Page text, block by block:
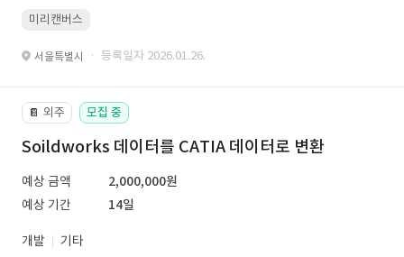
미리캔버스
서울특별시 · 등록일자 2026.01.26.
📔 외주 모집 중
Soildworks 데이터를 CATIA 데이터로 변환
예상 금액
2,000,000원
예상 기간
14일
개발
기타